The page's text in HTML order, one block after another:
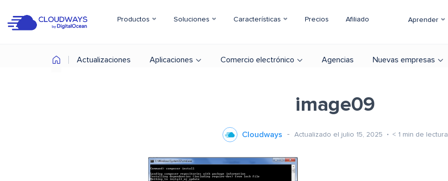
Productos Soluciones Características Precios Afiliado Aprender
Actualizaciones Aplicaciones Comercio electrónico Agencias Nuevas empresas
image09
Cloudways Actualizado el julio 15, 2025 < 1 min de lectura